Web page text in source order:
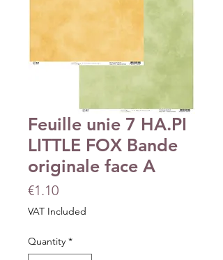
Feuille unie 7 HA.PI
LITTLE FOX Bande
originale face A
€1.10Price
VAT Included
Quantity *